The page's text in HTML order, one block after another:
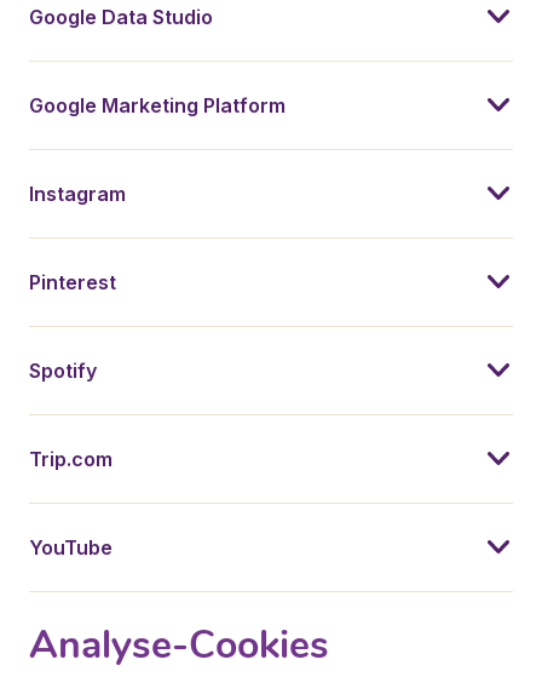
Google Data Studio
Google Marketing Platform
Instagram
Pinterest
Spotify
Trip.com
YouTube
Analyse-Cookies